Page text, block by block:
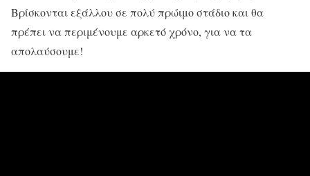
Βρίσκονται εξάλλου σε πολύ πρώιμο στάδιο και θα
πρέπει να περιμένουμε αρκετό χρόνο, για να τα
απολαύσουμε!